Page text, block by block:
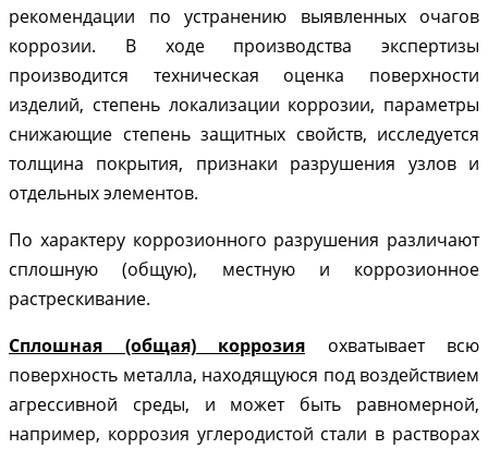
рекомендации по устранению выявленных очагов
коррозии. В ходе производства экспертизы
производится техническая оценка поверхности
изделий, степень локализации коррозии, параметры
снижающие степень защитных свойств, исследуется
толщина покрытия, признаки разрушения узлов и
отдельных элементов.
По характеру коррозионного разрушения различают
сплошную (общую), местную и коррозионное
растрескивание.
Сплошная (общая) коррозия охватывает всю
поверхность металла, находящуюся под воздействием
агрессивной среды, и может быть равномерной,
например, коррозия углеродистой стали в растворах